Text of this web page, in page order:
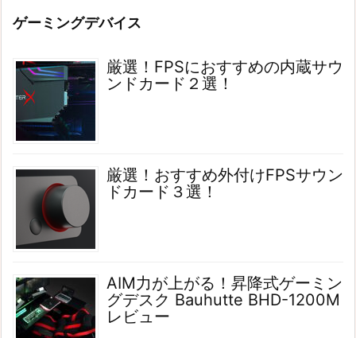
ゲーミングデバイス
厳選！FPSにおすすめの内蔵サウ
ンドカード２選！
厳選！おすすめ外付けFPSサウン
ドカード３選！
AIM力が上がる！昇降式ゲーミン
グデスク Bauhutte BHD-1200M
レビュー